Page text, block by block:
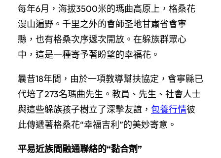
每年6月，海拔3500米的瑪曲高原上，格桑花
漫山遍野。千里之外的會師圣地甘肅省會寧
縣，也有格桑次序遞次開放。在躲族群眾心
中，這是一種寄予著盼望的幸福花。
曩昔18年間，由於一項教導幫扶協定，會寧縣已
代培了273名瑪曲先生。教員、先生、社會人士
與這些躲族孩子樹立了深摯友誼， 包養行情彼
此傳遞著格桑花“幸福吉利”的美妙寄意。
平易近族間融通聯絡的“黏合劑”